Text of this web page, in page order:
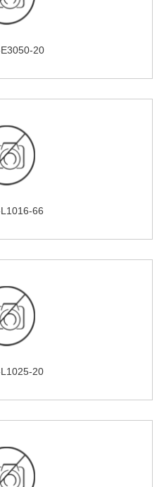
20
66
20